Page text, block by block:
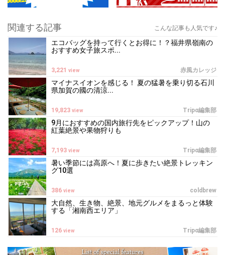
関連する記事 こんな記事も人気です♪
エコバッグを持って行くとお得に！？福井県嶺南の
おすすめ女子旅スポ...
赤風カレッジ
3,221 view
マイナスイオンを感じる！ 夏の猛暑を乗り切る石川
県加賀の國の清涼...
Tripα編集部
19,823 view
9月におすすめの国内旅行先をピックアップ！山の
紅葉絶景や果物狩りも
Tripα編集部
7,193 view
暑い季節には高原へ！夏に歩きたい絶景トレッキン
グ10選
coldbrew
386 view
大自然、生き物、絶景、地元グルメをまるっと体験
する「湘南西エリア」
Tripα編集部
126 view